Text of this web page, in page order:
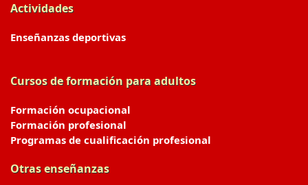
Actividades
Enseñanzas deportivas
Cursos de formación para adultos
Formación ocupacional
Formación profesional
Programas de cualificación profesional
Otras enseñanzas